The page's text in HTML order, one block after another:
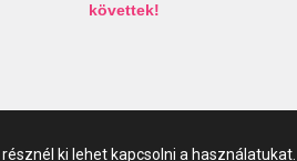
követtek!
résznél ki lehet kapcsolni a használatukat.